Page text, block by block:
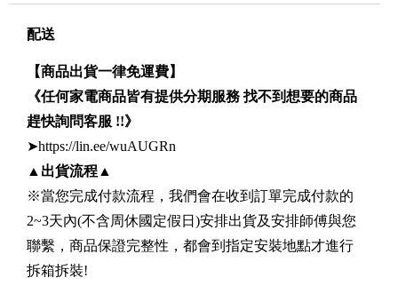
配送
【商品出貨一律免運費】
《任何家電商品皆有提供分期服務 找不到想要的商品
趕快詢問客服 !!》
➤https://lin.ee/wuAUGRn
▲ 出貨流程 ▲
※當您完成付款流程，我們會在收到訂單完成付款的
2~3天內(不含周休國定假日)安排出貨及安排師傅與您
聯繫，商品保證完整性，都會到指定安裝地點才進行
拆箱拆裝!